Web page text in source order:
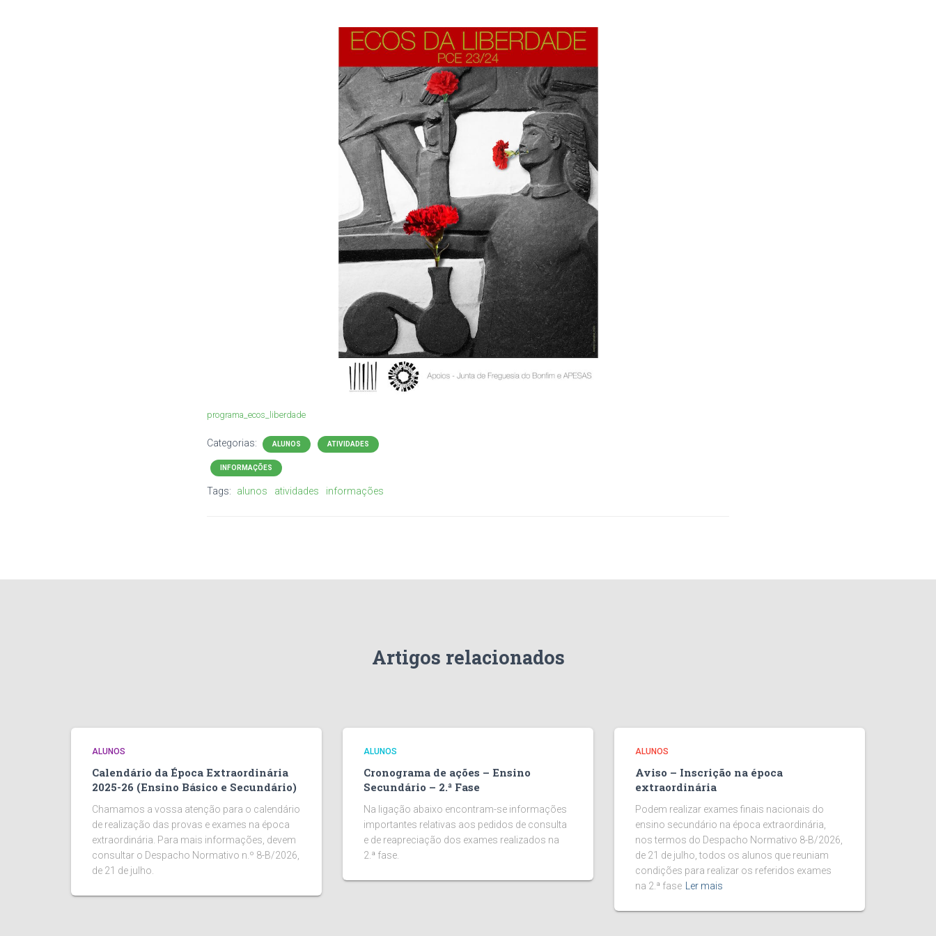
programa_ecos_liberdade
Categorias: ALUNOS ATIVIDADES
INFORMAÇÕES
Tags: alunos atividades informações
Artigos relacionados
ALUNOS
Calendário da Época Extraordinária
2025-26 (Ensino Básico e Secundário)
Chamamos a vossa atenção para o calendário
de realização das provas e exames na época
extraordinária. Para mais informações, devem
consultar o Despacho Normativo n.º 8-B/2026,
de 21 de julho.
ALUNOS
Cronograma de ações – Ensino
Secundário – 2.ª Fase
Na ligação abaixo encontram-se informações
importantes relativas aos pedidos de consulta
e de reapreciação dos exames realizados na
2.ª fase.
ALUNOS
Aviso – Inscrição na época
extraordinária
Podem realizar exames finais nacionais do
ensino secundário na época extraordinária,
nos termos do Despacho Normativo 8-B/2026,
de 21 de julho, todos os alunos que reuniam
condições para realizar os referidos exames
na 2.ª fase
Ler mais